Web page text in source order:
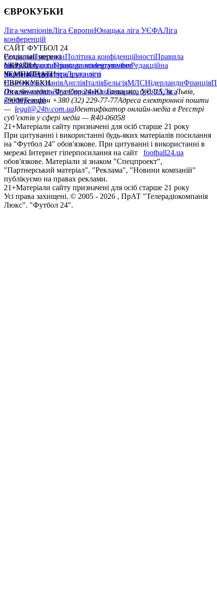
ЄВРОКУБКИ
Ліга чемпіонівЛіга ЄвропиЮнацька ліга УЄФАЛіга
конференцій
САЙТ ФУТБОЛ 24
РедакціяПрогнозиПолітика конфіденційностіПравила
сайтуКонтактиПравила коментуванняРедакційна
політикаСтруктура власності
Соціальні мережі
facebookxyoutubeinstagramtelegramviber
УКРАЇНА
УкраїнаПерша лігаДруга ліга
ЧЕМПІОНАТИ
НімеччинаІспаніяАнгліяІталіяБельгіяМЛСНідерландиФранція
ЄВРОКУБКИ
Ліга чемпіонівЛіга ЄвропиЮнацька ліга УЄФАЛіга
конференцій
Онлайн-медіа «Футбол 24»пл. Галицька, буд. 15, м. Львів,
79008Телефон +380 (32) 229-77-77Адреса електронної пошти
— legal@24tv.com.uaІдентифікатор онлайн-медіа в Реєстрі
суб’єктів у сфері медіа — R40-06058
21+Матеріали сайту призначені для осіб старше 21 року
При цитуванні і використанні будь-яких матеріалів посилання
на "Футбол 24" обов'язкове. При цитуванні і використанні в
мережі Інтернет гіперпосилання на сайт
football24.ua
обов'язкове. Матеріали зі знаком "Спецпроект",
"Партнерський матеріал", "Реклама", "Новини компаній"
публікуємо на правах реклами.
21+Матеріали сайту призначені для осіб старше 21 року
Усi права захищенi. © 2005 - 2026 , ПрАТ "Телерадіокомпанія
Люкс". "Футбол 24".